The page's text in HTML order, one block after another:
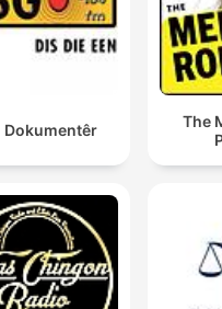
Dokumentêr
The